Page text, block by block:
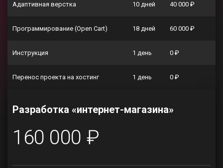
Адаптивная верстка 10 дней 40 000 ₽
Программирование (Open Cart) 18 дней 60 000 ₽
Инструкция 1 день 0 ₽
Перенос проекта на хостинг 1 день 0 ₽
Разработка «интернет-магазина»
160 000 ₽